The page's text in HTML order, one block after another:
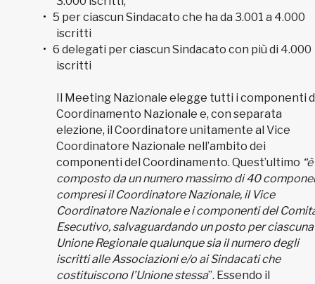
5 per ciascun Sindacato che ha da 3.001 a 4.000
iscritti
6 delegati per ciascun Sindacato con più di 4.000
iscritti
Il Meeting Nazionale elegge tutti i componenti
Coordinamento Nazionale e, con separata
elezione, il Coordinatore unitamente al Vice
Coordinatore Nazionale nell’ambito dei
componenti del Coordinamento. Quest’ultimo “è
composto da un numero massimo di 40
compresi il Coordinatore Nazionale, il Vice
Coordinatore Nazionale e i componenti del
Esecutivo, salvaguardando un posto per ciascuna
Unione Regionale qualunque sia il numero degli
iscritti alle Associazioni e/o ai Sindacati che
costituiscono l’Unione stessa”. Essendo il